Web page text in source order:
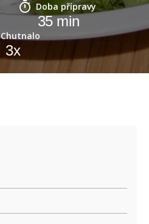
Doba přípravy
35min
Chutnalo
3x